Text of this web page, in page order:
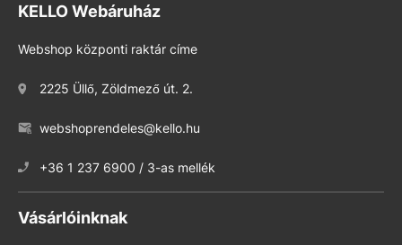
KELLO Webáruház
Webshop központi raktár címe
2225 Üllő, Zöldmező út. 2.
webshoprendeles@kello.hu
+36 1 237 6900 / 3-as mellék
Vásárlóinknak